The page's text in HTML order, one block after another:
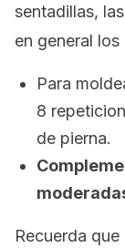
sentadillas,
en general
Para
8
de pierna.
Recuerda